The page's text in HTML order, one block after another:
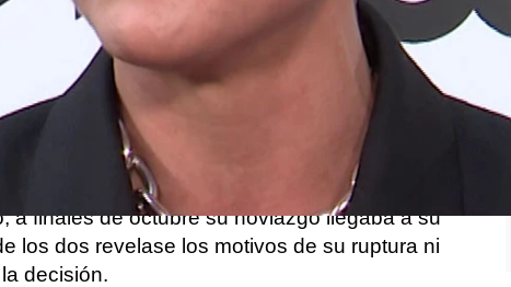
WhatsappFacebook
es la primera novia famosa que ha tenido
Carlo
protagonizó una relación en 2022 con la también
. La pareja se conoció en verano y, a lo largo
su amor con naturalidad por las calles de
a finales de octubre su noviazgo llegaba a su
los dos revelase los motivos de su ruptura ni
decisión.